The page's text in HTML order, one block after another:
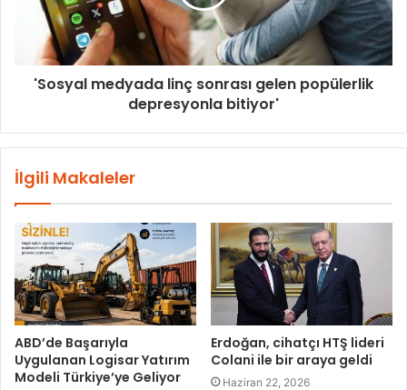
'Sosyal medyada linç sonrası gelen popülerlik
depresyonla bitiyor'
İlgili Makaleler
ABD’de Başarıyla
Uygulanan Logisar Yatırım
Modeli Türkiye’ye Geliyor
Erdoğan, cihatçı HTŞ lideri
Colani ile bir araya geldi
Haziran 22, 2026